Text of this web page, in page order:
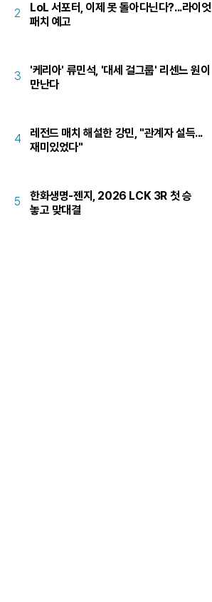
2
LoL 서포터, 이제 못 돌아다닌다?...라이엇
패치 예고
3
'케리아' 류민석, '대세 걸그룹' 리센느 원이
만난다
4
레전드 매치 해설한 강민, "관계자 설득...
재미있었다"
5
한화생명-젠지, 2026 LCK 3R 첫 승
놓고 맞대결